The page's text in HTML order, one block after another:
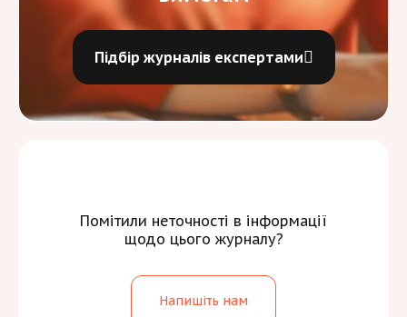
Помітили неточності в інформації
щодо цього журналу?
Напишіть нам
Підбір журналів експертами